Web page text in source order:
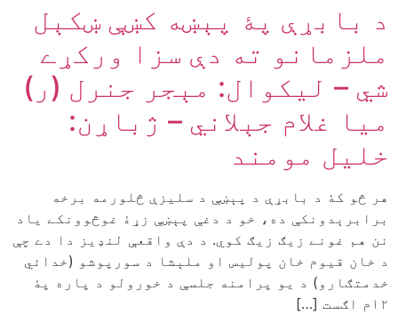
د بابړې پۀ پېښه کښې ښکېل
ملزمانو ته دې سزا ورکړے
شي – ليکوال: مېجر جنرل (ر)
ميا غلام جېلاني – ژباړن:
خليل مومند
هر څو کۀ د بابړې د پېښې د سليزې څلورمه برخه
برابرېدونکې ده، خو د دغې پېښې زړۀ غوڅوونکے ياد
نن هم غونے زيګ زيګ کوي. د دې واقعې لنډيز دا دے چې
د خان قيوم خان پوليس او ملېشا د سورپوشو (خدائي
خدمتګارو) د يو پرامنه جلسې د خورولو د پاره پۀ
۱۲م اګست […]